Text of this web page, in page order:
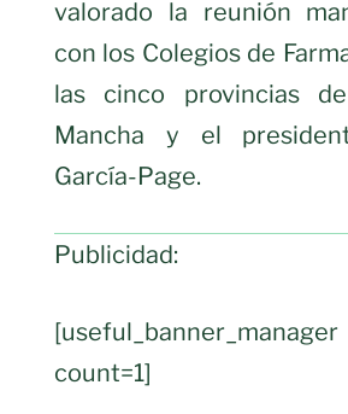
valorado la reunión
con los Colegios de
las cinco provincias
Mancha y el
García-Page.
Publicidad:
count=1]